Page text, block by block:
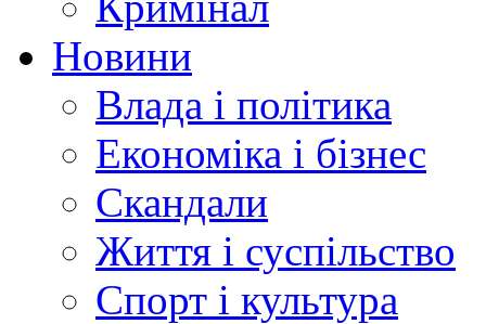
Новини
Влада і політика
Економіка і бізнес
Скандали
Життя і суспільство
Спорт і культура